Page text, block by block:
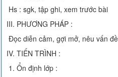
Hs : sgk, tập ghi, xem trước bài
III. PHƯƠNG PHÁP :
Đọc diễn cảm, gợi mở, nêu vấn
IV. TIẾN TRÌNH :
1. Ổn định lớp :